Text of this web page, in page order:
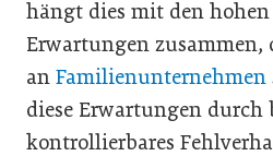
hängt dies mit den
Erwartungen zusammen,
an Familienunternehmen
diese Erwartungen durch
kontrollierbares